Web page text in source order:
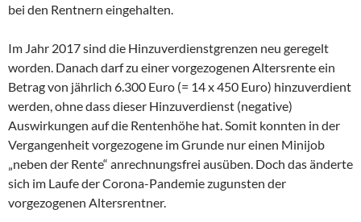
bei den Rentnern eingehalten.
Im Jahr 2017 sind die Hinzuverdienstgrenzen neu geregelt
worden. Danach darf zu einer vorgezogenen Altersrente ein
Betrag von jährlich 6.300 Euro (= 14 x 450 Euro) hinzuverdient
werden, ohne dass dieser Hinzuverdienst (negative)
Auswirkungen auf die Rentenhöhe hat. Somit konnten in der
Vergangenheit vorgezogene im Grunde nur einen Minijob
„neben der Rente“ anrechnungsfrei ausüben. Doch das änderte
sich im Laufe der Corona-Pandemie zugunsten der
vorgezogenen Altersrentner.